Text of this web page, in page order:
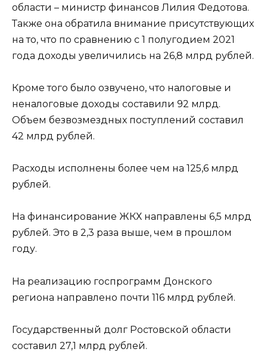
области – министр финансов Лилия Федотова.
Также она обратила внимание присутствующих
на то, что по сравнению с 1 полугодием 2021
года доходы увеличились на 26,8 млрд рублей.
Кроме того было озвучено, что налоговые и
неналоговые доходы составили 92 млрд.
Объем безвозмездных поступлений составил
42 млрд рублей.
Расходы исполнены более чем на 125,6 млрд
рублей.
На финансирование ЖКХ направлены 6,5 млрд
рублей. Это в 2,3 раза выше, чем в прошлом
году.
На реализацию госпрограмм Донского
региона направлено почти 116 млрд рублей.
Государственный долг Ростовской области
составил 27,1 млрд рублей.